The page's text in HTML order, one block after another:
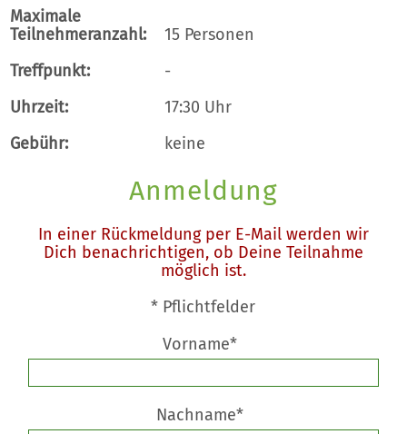
Maximale
Teilnehmeranzahl:
15 Personen
Treffpunkt:
-
Uhrzeit:
17:30 Uhr
Gebühr:
keine
Anmeldung
In einer Rückmeldung per E-Mail werden wir
Dich benachrichtigen, ob Deine Teilnahme
möglich ist.
* Pflichtfelder
Vorname*
Nachname*